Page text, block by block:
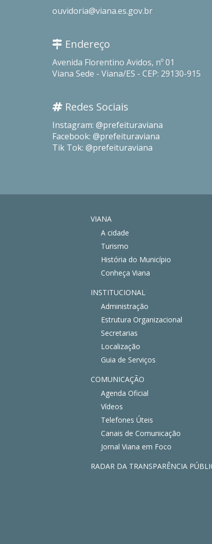
ouvidoria@viana.es.gov.br
Endereço
Avenida Florentino Avidos, nº 01
Viana Sede - Viana/ES - CEP: 29130-915
Redes Sociais
Instagram: @prefeituraviana
Facebook: @prefeituraviana
Tik Tok: @prefeituraviana
VIANA
A cidade
Turismo
História do Município
Conheça Viana
INSTITUCIONAL
Administração
Estrutura Organizacional
Secretarias
Localização
Guia de Serviços
COMUNICAÇÃO
Agenda Oficial
Vídeos
Telefones Úteis
Canais de Comunicação
Jornal Viana em Foco
RADAR DA TRANSPARÊNCIA